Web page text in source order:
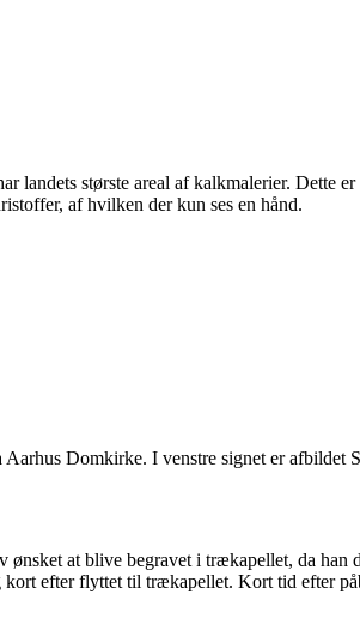
landets største areal af kalkmalerier. Dette
af hvilken der kun ses en hånd.
Aarhus Domkirke. I venstre signet er afbildet
ønsket at blive begravet i trækapellet, da
efter flyttet til trækapellet. Kort tid efter